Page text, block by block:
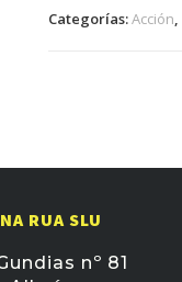
Categorías:Acción,
RUA SLU
nº 81